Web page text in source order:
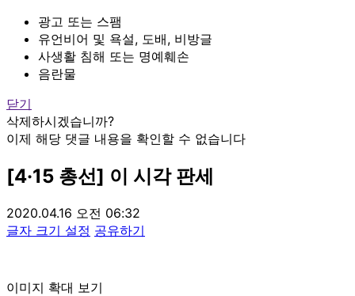
광고 또는 스팸
유언비어 및 욕설, 도배, 비방글
사생활 침해 또는 명예훼손
음란물
닫기
삭제하시겠습니까?
이제 해당 댓글 내용을 확인할 수 없습니다
[4·15 총선] 이 시각 판세
2020.04.16 오전 06:32
글자 크기 설정 공유하기
이미지 확대 보기